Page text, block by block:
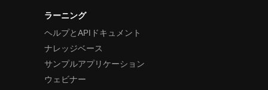
ラーニング
ヘルプとAPIドキュメント
ナレッジベース
サンプルアプリケーション
ウェビナー